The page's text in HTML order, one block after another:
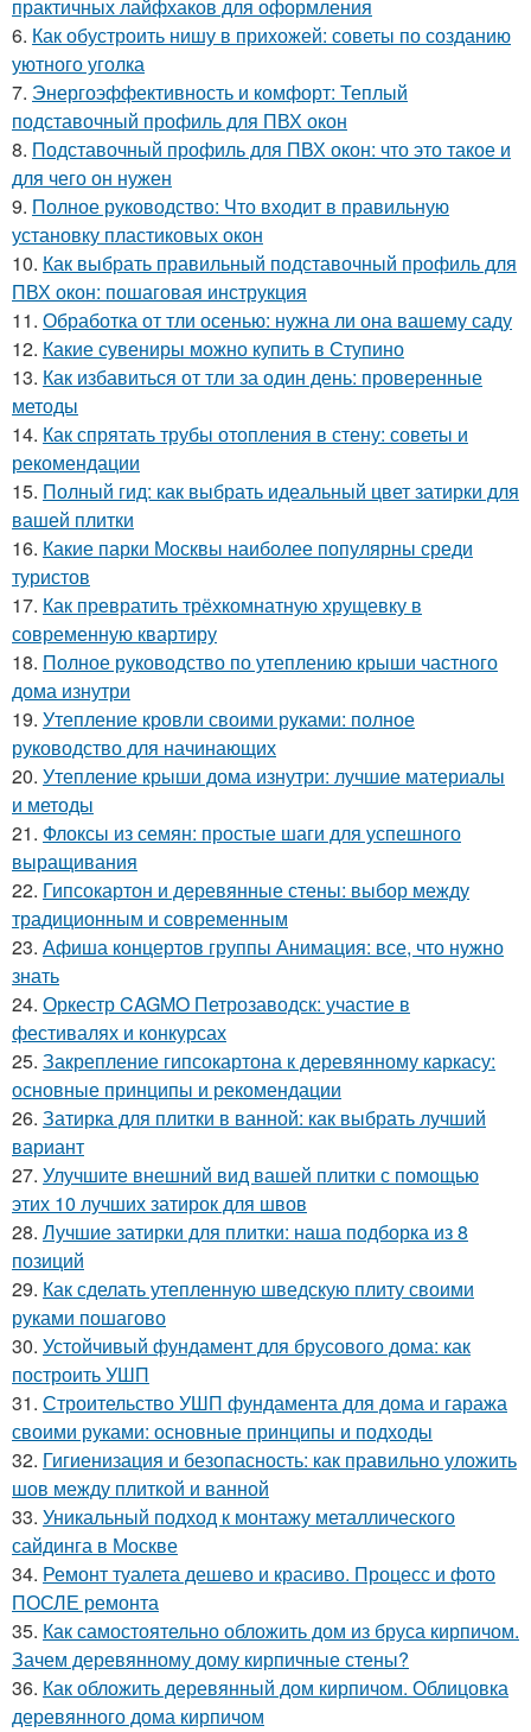
практичных лайфхаков для оформления
6. Как обустроить нишу в прихожей: советы по созданию
уютного уголка
7. Энергоэффективность и комфорт: Теплый
подставочный профиль для ПВХ окон
8. Подставочный профиль для ПВХ окон: что это такое и
для чего он нужен
9. Полное руководство: Что входит в правильную
установку пластиковых окон
10. Как выбрать правильный подставочный профиль для
ПВХ окон: пошаговая инструкция
11. Обработка от тли осенью: нужна ли она вашему саду
12. Какие сувениры можно купить в Ступино
13. Как избавиться от тли за один день: проверенные
методы
14. Как спрятать трубы отопления в стену: советы и
рекомендации
15. Полный гид: как выбрать идеальный цвет затирки для
вашей плитки
16. Какие парки Москвы наиболее популярны среди
туристов
17. Как превратить трёхкомнатную хрущевку в
современную квартиру
18. Полное руководство по утеплению крыши частного
дома изнутри
19. Утепление кровли своими руками: полное
руководство для начинающих
20. Утепление крыши дома изнутри: лучшие материалы
и методы
21. Флоксы из семян: простые шаги для успешного
выращивания
22. Гипсокартон и деревянные стены: выбор между
традиционным и современным
23. Афиша концертов группы Анимация: все, что нужно
знать
24. Оркестр CAGMO Петрозаводск: участие в
фестивалях и конкурсах
25. Закрепление гипсокартона к деревянному каркасу:
основные принципы и рекомендации
26. Затирка для плитки в ванной: как выбрать лучший
вариант
27. Улучшите внешний вид вашей плитки с помощью
этих 10 лучших затирок для швов
28. Лучшие затирки для плитки: наша подборка из 8
позиций
29. Как сделать утепленную шведскую плиту своими
руками пошагово
30. Устойчивый фундамент для брусового дома: как
построить УШП
31. Строительство УШП фундамента для дома и гаража
своими руками: основные принципы и подходы
32. Гигиенизация и безопасность: как правильно уложить
шов между плиткой и ванной
33. Уникальный подход к монтажу металлического
сайдинга в Москве
34. Ремонт туалета дешево и красиво. Процесс и фото
ПОСЛЕ ремонта
35. Как самостоятельно обложить дом из бруса кирпичом.
Зачем деревянному дому кирпичные стены?
36. Как обложить деревянный дом кирпичом. Облицовка
деревянного дома кирпичом